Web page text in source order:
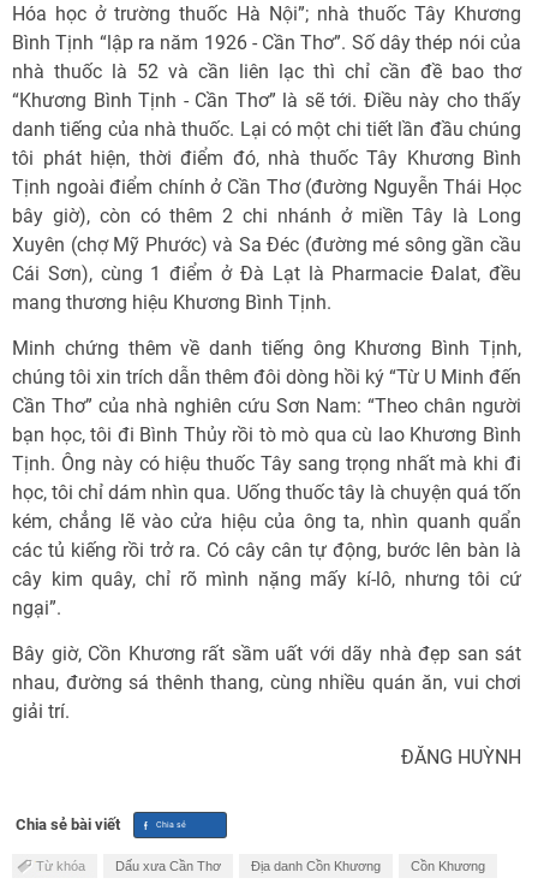
Hóa học ở trường thuốc Hà Nội”; nhà thuốc Tây Khương
Bình Tịnh “lập ra năm 1926 - Cần Thơ”. Số dây thép nói của
nhà thuốc là 52 và cần liên lạc thì chỉ cần đề bao thơ
“Khương Bình Tịnh - Cần Thơ” là sẽ tới. Điều này cho thấy
danh tiếng của nhà thuốc. Lại có một chi tiết lần đầu chúng
tôi phát hiện, thời điểm đó, nhà thuốc Tây Khương Bình
Tịnh ngoài điểm chính ở Cần Thơ (đường Nguyễn Thái Học
bây giờ), còn có thêm 2 chi nhánh ở miền Tây là Long
Xuyên (chợ Mỹ Phước) và Sa Đéc (đường mé sông gần cầu
Cái Sơn), cùng 1 điểm ở Đà Lạt là Pharmacie Đalat, đều
mang thương hiệu Khương Bình Tịnh.
Minh chứng thêm về danh tiếng ông Khương Bình Tịnh,
chúng tôi xin trích dẫn thêm đôi dòng hồi ký “Từ U Minh đến
Cần Thơ” của nhà nghiên cứu Sơn Nam: “Theo chân người
bạn học, tôi đi Bình Thủy rồi tò mò qua cù lao Khương Bình
Tịnh. Ông này có hiệu thuốc Tây sang trọng nhất mà khi đi
học, tôi chỉ dám nhìn qua. Uống thuốc tây là chuyện quá tốn
kém, chẳng lẽ vào cửa hiệu của ông ta, nhìn quanh quẩn
các tủ kiếng rồi trở ra. Có cây cân tự động, bước lên bàn là
cây kim quây, chỉ rõ mình nặng mấy kí-lô, nhưng tôi cứ
ngại”.
Bây giờ, Cồn Khương rất sầm uất với dãy nhà đẹp san sát
nhau, đường sá thênh thang, cùng nhiều quán ăn, vui chơi
giải trí.
ĐĂNG HUỲNH
Chia sẻ bài viết
Từ khóa Dấu xưa Cần Thơ Địa danh Cồn Khương Cồn Khương